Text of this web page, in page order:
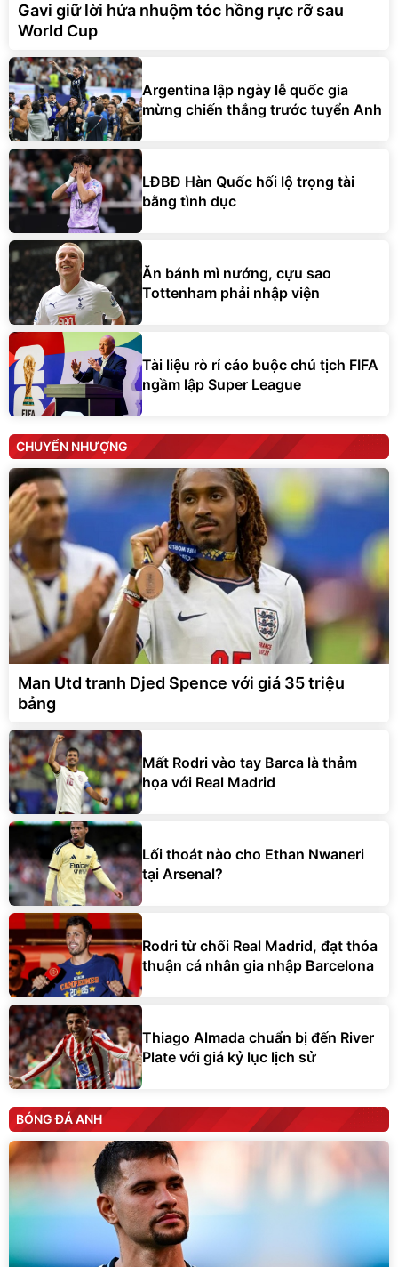
Gavi giữ lời hứa nhuộm tóc hồng rực rỡ sau
World Cup
Argentina lập ngày lễ quốc gia
mừng chiến thắng trước tuyển Anh
LĐBĐ Hàn Quốc hối lộ trọng tài
bằng tình dục
Ăn bánh mì nướng, cựu sao
Tottenham phải nhập viện
Tài liệu rò rỉ cáo buộc chủ tịch FIFA
ngầm lập Super League
CHUYỂN NHƯỢNG
Man Utd tranh Djed Spence với giá 35 triệu
bảng
Mất Rodri vào tay Barca là thảm
họa với Real Madrid
Lối thoát nào cho Ethan Nwaneri
tại Arsenal?
Rodri từ chối Real Madrid, đạt thỏa
thuận cá nhân gia nhập Barcelona
Thiago Almada chuẩn bị đến River
Plate với giá kỷ lục lịch sử
BÓNG ĐÁ ANH